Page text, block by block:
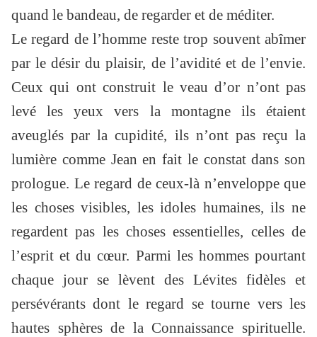
quand le bandeau, de regarder et de méditer.
Le regard de l’homme reste trop souvent abîmer
par le désir du plaisir, de l’avidité et de l’envie.
Ceux qui ont construit le veau d’or n’ont pas
levé les yeux vers la montagne ils étaient
aveuglés par la cupidité, ils n’ont pas reçu la
lumière comme Jean en fait le constat dans son
prologue. Le regard de ceux-là n’enveloppe que
les choses visibles, les idoles humaines, ils ne
regardent pas les choses essentielles, celles de
l’esprit et du cœur. Parmi les hommes pourtant
chaque jour se lèvent des Lévites fidèles et
persévérants dont le regard se tourne vers les
hautes sphères de la Connaissance spirituelle.